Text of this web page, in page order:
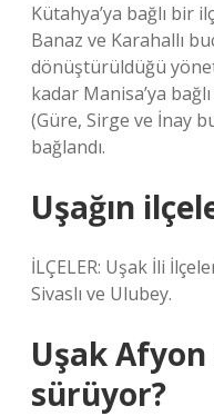
Kütahya’ya bağlı bir
Banaz ve Karahallı
dönüştürüldüğü
kadar Manisa’ya
(Güre, Sirge ve İnay
bağlandı.
Uşağın
İLÇELER: Uşak İli
Sivaslı ve Ulubey.
Uşak Afyon
sürüyor?